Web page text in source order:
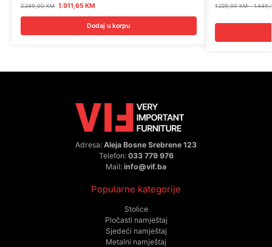
2.249,00KM 1.911,65KM
Dodaj u korpu
1.229,00KM –
Adresa: Aleja Bosne Srebrene 123
Telefon: 033 779 976
Mail: info@vif.ba
Popularne kategorije
Stolice
Pločasti namještaj
Sjedeći namještaj
Metalni namještaj